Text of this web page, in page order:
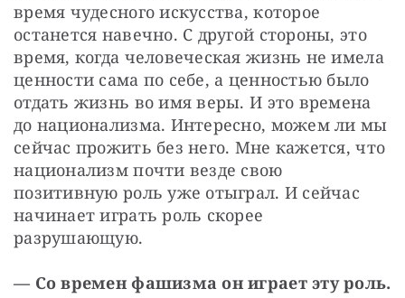
время чудесного искусства, которое
останется навечно. С другой стороны, это
время, когда человеческая жизнь не имела
ценности сама по себе, а ценностью было
отдать жизнь во имя веры. И это времена
до национализма. Интересно, можем ли мы
сейчас прожить без него. Мне кажется, что
национализм почти везде свою
позитивную роль уже отыграл. И сейчас
начинает играть роль скорее
разрушающую.
— Со времен фашизма он играет эту роль.